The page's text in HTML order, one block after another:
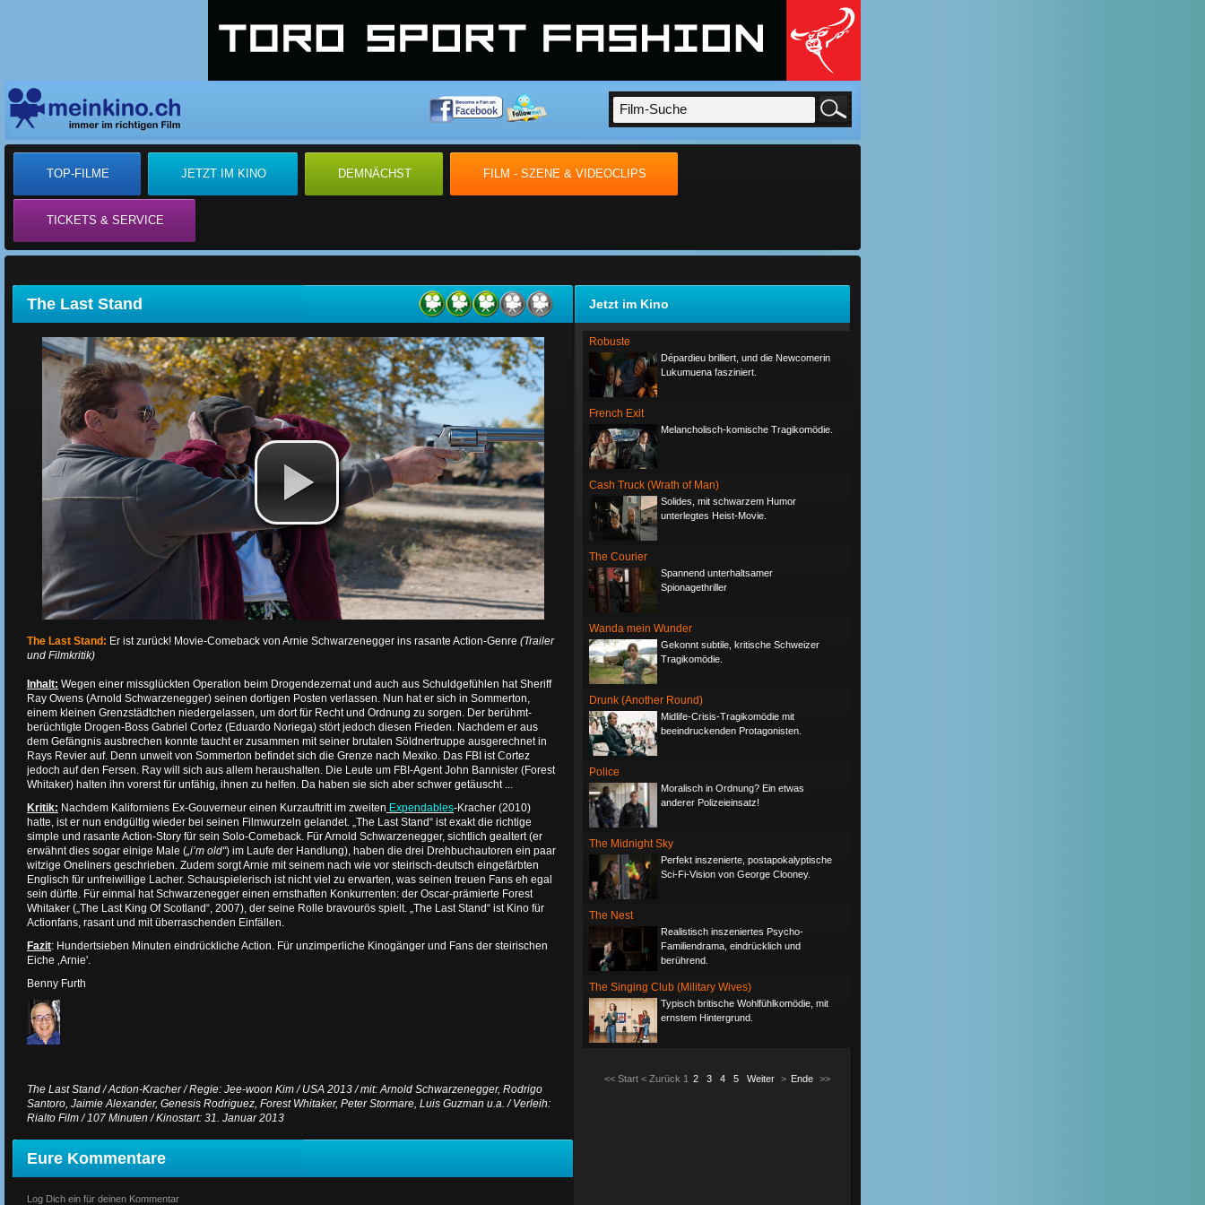
TOP-FILME JETZT IM KINO DEMNÄCHST FILM - SZENE & VIDEOCLIPS
TICKETS & SERVICE
Jetzt im Kino
Robuste
Dépardieu brilliert, und die Newcomerin
Lukumuena fasziniert.
French Exit
Melancholisch-komische Tragikomödie.
Cash Truck (Wrath of Man)
Solides, mit schwarzem Humor
unterlegtes Heist-Movie.
The Courier
Spannend unterhaltsamer
Spionagethriller
Wanda mein Wunder
Gekonnt subtile, kritische Schweizer
Tragikomödie.
Drunk (Another Round)
Midlife-Crisis-Tragikomödie mit
beeindruckenden Protagonisten.
Police
Moralisch in Ordnung? Ein etwas
anderer Polizeieinsatz!
The Midnight Sky
Perfekt inszenierte, postapokalyptische
Sci-Fi-Vision von George Clooney.
The Nest
Realistisch inszeniertes Psycho-
Familiendrama, eindrücklich und
berührend.
The Singing Club (Military Wives)
Typisch britische Wohlfühlkomödie, mit
ernstem Hintergrund.
<< Start < Zurück 1 2 3 4 5 Weiter > Ende >>
The Last Stand
The Last Stand: Er ist zurück! Movie-Comeback von Arnie Schwarzenegger ins rasante Action-Genre (Trailer
und Filmkritik)
Inhalt: Wegen einer missglückten Operation beim Drogendezernat und auch aus Schuldgefühlen hat Sheriff
Ray Owens (Arnold Schwarzenegger) seinen dortigen Posten verlassen. Nun hat er sich in Sommerton,
einem kleinen Grenzstädtchen niedergelassen, um dort für Recht und Ordnung zu sorgen. Der berühmt-
berüchtigte Drogen-Boss Gabriel Cortez (Eduardo Noriega) stört jedoch diesen Frieden. Nachdem er aus
dem Gefängnis ausbrechen konnte taucht er zusammen mit seiner brutalen Söldnertruppe ausgerechnet in
Rays Revier auf. Denn unweit von Sommerton befindet sich die Grenze nach Mexiko. Das FBI ist Cortez
jedoch auf den Fersen. Ray will sich aus allem heraushalten. Die Leute um FBI-Agent John Bannister (Forest
Whitaker) halten ihn vorerst für unfähig, ihnen zu helfen. Da haben sie sich aber schwer getäuscht ...
Kritik: Nachdem Kaliforniens Ex-Gouverneur einen Kurzauftritt im zweiten Expendables-Kracher (2010)
hatte, ist er nun endgültig wieder bei seinen Filmwurzeln gelandet. „The Last Stand“ ist exakt die richtige
simple und rasante Action-Story für sein Solo-Comeback. Für Arnold Schwarzenegger, sichtlich gealtert (er
erwähnt dies sogar einige Male („i’m old“) im Laufe der Handlung), haben die drei Drehbuchautoren ein paar
witzige Oneliners geschrieben. Zudem sorgt Arnie mit seinem nach wie vor steirisch-deutsch eingefärbten
Englisch für unfreiwillige Lacher. Schauspielerisch ist nicht viel zu erwarten, was seinen treuen Fans eh egal
sein dürfte. Für einmal hat Schwarzenegger einen ernsthaften Konkurrenten: der Oscar-prämierte Forest
Whitaker („The Last King Of Scotland“, 2007), der seine Rolle bravourös spielt. „The Last Stand“ ist Kino für
Actionfans, rasant und mit überraschenden Einfällen.
Fazit: Hundertsieben Minuten eindrückliche Action. Für unzimperliche Kinogänger und Fans der steirischen
Eiche ‚Arnie'.
Benny Furth
The Last Stand / Action-Kracher / Regie: Jee-woon Kim / USA 2013 / mit: Arnold Schwarzenegger, Rodrigo
Santoro, Jaimie Alexander, Genesis Rodriguez, Forest Whitaker, Peter Stormare, Luis Guzman u.a. / Verleih:
Rialto Film / 107 Minuten / Kinostart: 31. Januar 2013
Eure Kommentare
Log Dich ein für deinen Kommentar